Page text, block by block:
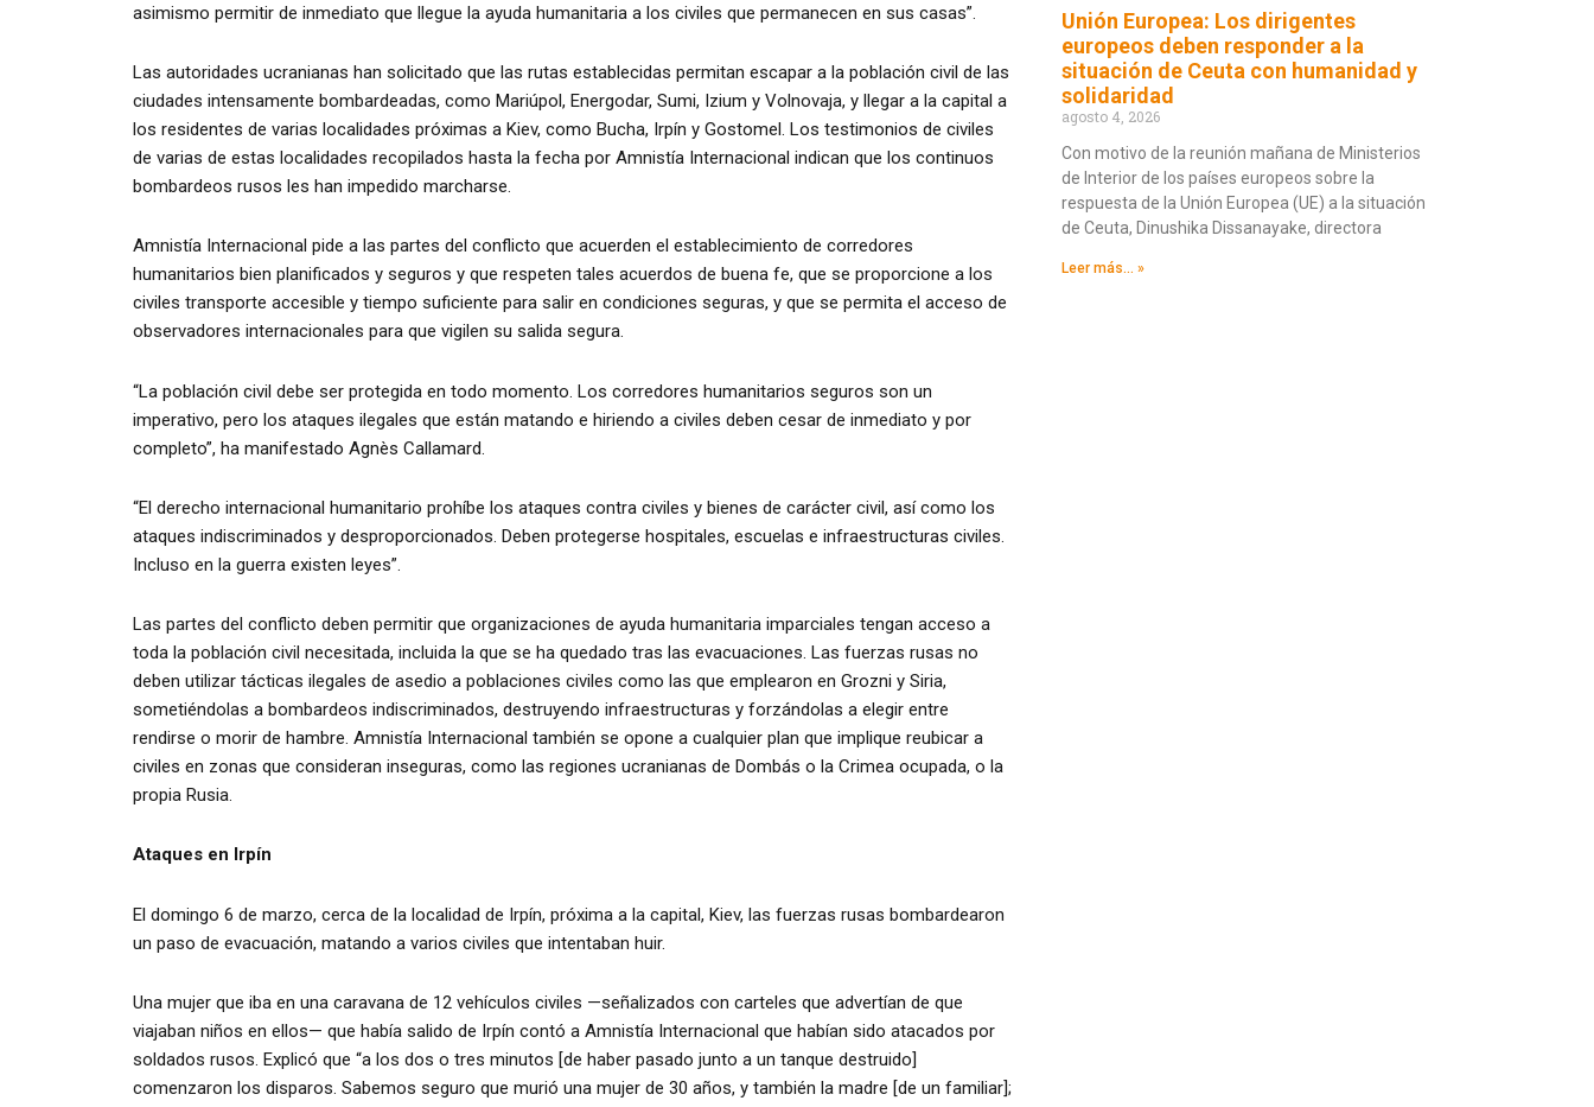
asimismo permitir de inmediato que llegue la ayuda humanitaria a los civiles que permanecen en sus casas”.
Las autoridades ucranianas han solicitado que las rutas establecidas permitan escapar a la población civil de las
ciudades intensamente bombardeadas, como Mariúpol, Energodar, Sumi, Izium y Volnovaja, y llegar a la capital a
los residentes de varias localidades próximas a Kiev, como Bucha, Irpín y Gostomel. Los testimonios de civiles
de varias de estas localidades recopilados hasta la fecha por Amnistía Internacional indican que los continuos
bombardeos rusos les han impedido marcharse.
Amnistía Internacional pide a las partes del conflicto que acuerden el establecimiento de corredores
humanitarios bien planificados y seguros y que respeten tales acuerdos de buena fe, que se proporcione a los
civiles transporte accesible y tiempo suficiente para salir en condiciones seguras, y que se permita el acceso de
observadores internacionales para que vigilen su salida segura.
“La población civil debe ser protegida en todo momento. Los corredores humanitarios seguros son un
imperativo, pero los ataques ilegales que están matando e hiriendo a civiles deben cesar de inmediato y por
completo”, ha manifestado Agnès Callamard.
“El derecho internacional humanitario prohíbe los ataques contra civiles y bienes de carácter civil, así como los
ataques indiscriminados y desproporcionados. Deben protegerse hospitales, escuelas e infraestructuras civiles.
Incluso en la guerra existen leyes”.
Las partes del conflicto deben permitir que organizaciones de ayuda humanitaria imparciales tengan acceso a
toda la población civil necesitada, incluida la que se ha quedado tras las evacuaciones. Las fuerzas rusas no
deben utilizar tácticas ilegales de asedio a poblaciones civiles como las que emplearon en Grozni y Siria,
sometiéndolas a bombardeos indiscriminados, destruyendo infraestructuras y forzándolas a elegir entre
rendirse o morir de hambre. Amnistía Internacional también se opone a cualquier plan que implique reubicar a
civiles en zonas que consideran inseguras, como las regiones ucranianas de Dombás o la Crimea ocupada, o la
propia Rusia.
Ataques en Irpín
El domingo 6 de marzo, cerca de la localidad de Irpín, próxima a la capital, Kiev, las fuerzas rusas bombardearon
un paso de evacuación, matando a varios civiles que intentaban huir.
Una mujer que iba en una caravana de 12 vehículos civiles —señalizados con carteles que advertían de que
viajaban niños en ellos— que había salido de Irpín contó a Amnistía Internacional que habían sido atacados por
soldados rusos. Explicó que “a los dos o tres minutos [de haber pasado junto a un tanque destruido]
comenzaron los disparos. Sabemos seguro que murió una mujer de 30 años, y también la madre [de un familiar];
Unión Europea: Los dirigentes
europeos deben responder a la
situación de Ceuta con humanidad y
solidaridad
agosto 4, 2026
Con motivo de la reunión mañana de Ministerios
de Interior de los países europeos sobre la
respuesta de la Unión Europea (UE) a la situación
de Ceuta, Dinushika Dissanayake, directora
Leer más... »